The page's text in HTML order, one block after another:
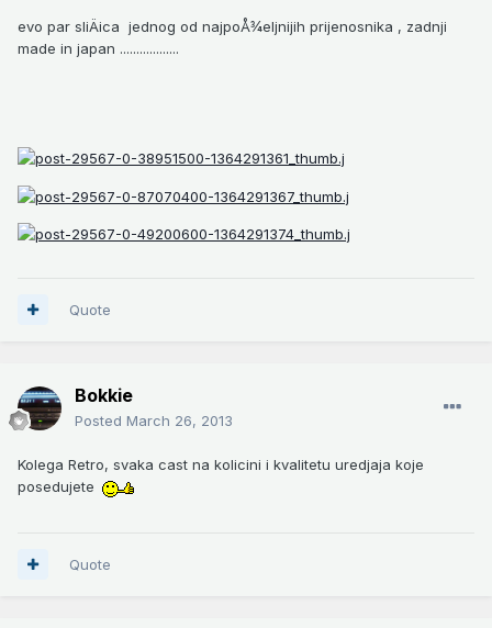
evo par sliÄica jednog od najpoÅ¾eljnijih prijenosnika , zadnji
made in japan ..................
Quote
Bokkie
Posted March 26, 2013
Kolega Retro, svaka cast na kolicini i kvalitetu uredjaja koje
posedujete
Quote